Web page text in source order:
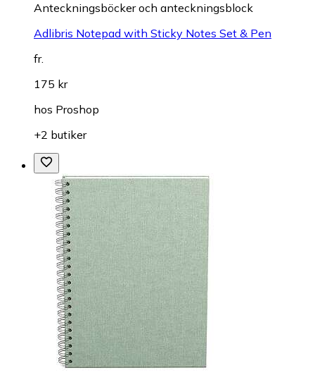
Anteckningsböcker och anteckningsblock
Adlibris Notepad with Sticky Notes Set & Pen
fr.
175 kr
hos Proshop
+2 butiker